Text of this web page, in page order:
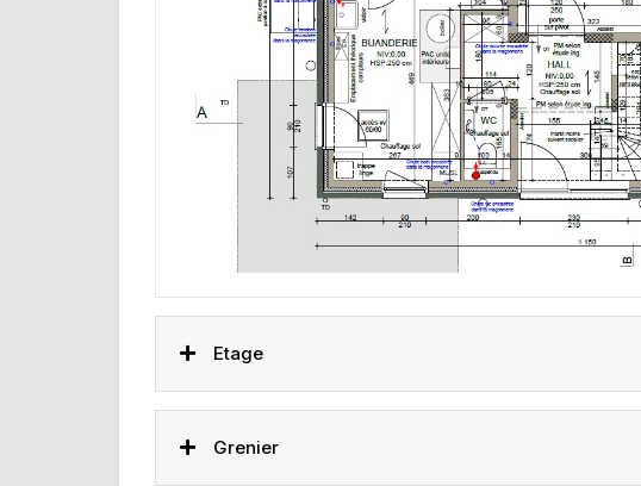
Etage
Grenier